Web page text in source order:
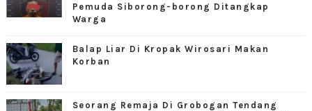
Pemuda Siborong-borong Ditangkap
Warga
Balap Liar Di Kropak Wirosari Makan
Korban
Seorang Remaja Di Grobogan Tendang